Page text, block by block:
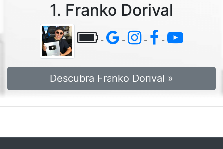
1. Franko Dorival
- - - -
Descubra Franko Dorival »